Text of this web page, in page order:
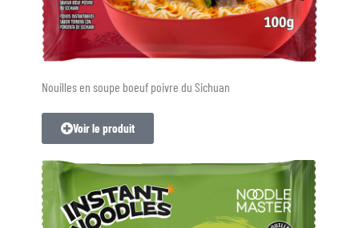
Nouilles en soupe boeuf poivre du Sichuan
Voir le produit